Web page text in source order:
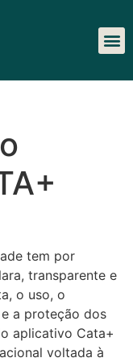
tem por
transparente e
o uso, o
a proteção dos
aplicativo Cata+
voltada à